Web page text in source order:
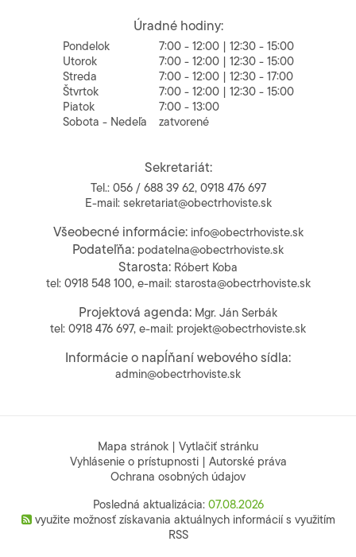
Úradné hodiny:
Pondelok
7:00 - 12:00 | 12:30 - 15:00
Utorok
7:00 - 12:00 | 12:30 - 15:00
Streda
7:00 - 12:00 | 12:30 - 17:00
Štvrtok
7:00 - 12:00 | 12:30 - 15:00
Piatok
7:00 - 13:00
Sobota - Nedeľa
zatvorené
Sekretariát:
Tel.: 056 / 688 39 62, 0918 476 697
E-mail: sekretariat@obectrhoviste.sk
Všeobecné informácie: info@obectrhoviste.sk
Podateľňa: podatelna@obectrhoviste.sk
Starosta: Róbert Koba
tel: 0918 548 100, e-mail: starosta@obectrhoviste.sk
Projektová agenda: Mgr. Ján Serbák
tel: 0918 476 697, e-mail: projekt@obectrhoviste.sk
Informácie o napĺňaní webového sídla:
admin@obectrhoviste.sk
Mapa stránok
Vytlačiť stránku
Vyhlásenie o prístupnosti| Autorské práva
Ochrana osobných údajov
Posledná aktualizácia: 07.08.2026
využite možnosť získavania aktuálnych informácií s využitím
RSS